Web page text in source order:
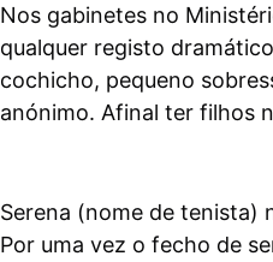
Nos gabinetes no
qualquer registo
cochicho, pequeno
anónimo. Afinal ter filhos
Serena (nome de tenista)
Por uma vez o fecho de